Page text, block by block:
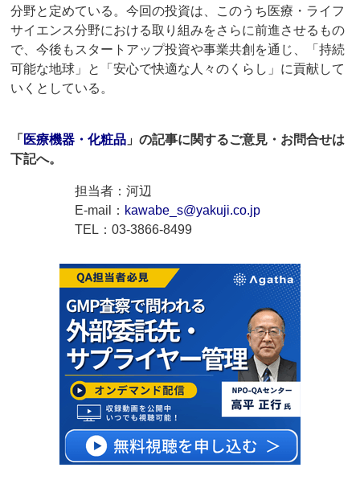
分野と定めている。今回の投資は、このうち医療・ライフ
サイエンス分野における取り組みをさらに前進させるもの
で、今後もスタートアップ投資や事業共創を通じ、「持続
可能な地球」と「安心で快適な人々のくらし」に貢献して
いくとしている。
「 医療機器・化粧品 」の記事に関するご意見・お問合せは
下記へ。
担当者：河辺
E-mail： kawabe_s@yakuji.co.jp
TEL：03-3866-8499